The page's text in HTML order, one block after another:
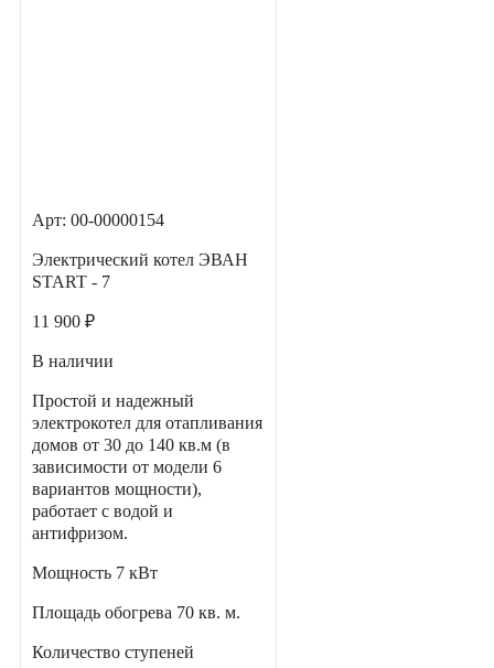
Арт: 00-00000154
Электрический котел ЭВАН
START - 7
11 900 ₽
В наличии
Простой и надежный
электрокотел для отапливания
домов от 30 до 140 кв.м (в
зависимости от модели 6
вариантов мощности),
работает с водой и
антифризом.
Мощность 7 кВт
Площадь обогрева 70 кв. м.
Количество ступеней